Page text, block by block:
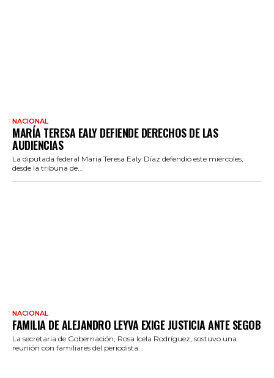
NACIONAL
MARÍA TERESA EALY DEFIENDE DERECHOS DE LAS
AUDIENCIAS
La diputada federal María Teresa Ealy Díaz defendió este miércoles,
desde la tribuna de...
NACIONAL
FAMILIA DE ALEJANDRO LEYVA EXIGE JUSTICIA ANTE SEGOB
La secretaria de Gobernación, Rosa Icela Rodríguez, sostuvo una
reunión con familiares del periodista...